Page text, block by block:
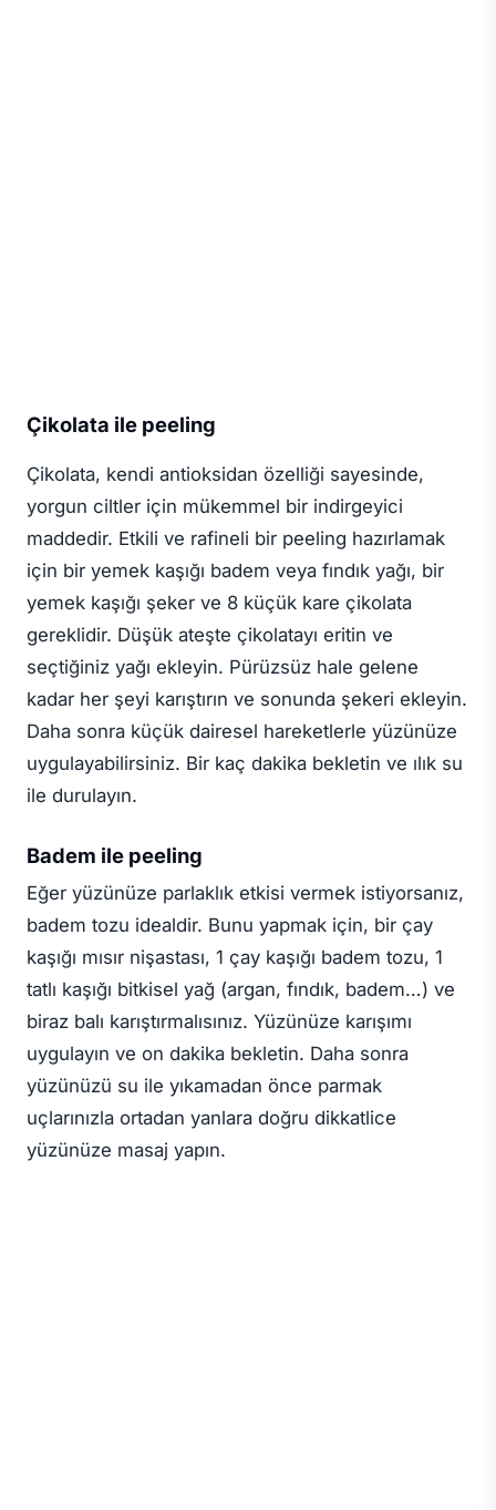
Çikolata ile peeling
Çikolata, kendi antioksidan özelliği sayesinde,
yorgun ciltler için mükemmel bir indirgeyici
maddedir. Etkili ve rafineli bir peeling hazırlamak
için bir yemek kaşığı badem veya fındık yağı, bir
yemek kaşığı şeker ve 8 küçük kare çikolata
gereklidir. Düşük ateşte çikolatayı eritin ve
seçtiğiniz yağı ekleyin. Pürüzsüz hale gelene
kadar her şeyi karıştırın ve sonunda şekeri ekleyin.
Daha sonra küçük dairesel hareketlerle yüzünüze
uygulayabilirsiniz. Bir kaç dakika bekletin ve ılık su
ile durulayın.
Badem ile peeling
Eğer yüzünüze parlaklık etkisi vermek istiyorsanız,
badem tozu idealdir. Bunu yapmak için, bir çay
kaşığı mısır nişastası, 1 çay kaşığı badem tozu, 1
tatlı kaşığı bitkisel yağ (argan, fındık, badem…) ve
biraz balı karıştırmalısınız. Yüzünüze karışımı
uygulayın ve on dakika bekletin. Daha sonra
yüzünüzü su ile yıkamadan önce parmak
uçlarınızla ortadan yanlara doğru dikkatlice
yüzünüze masaj yapın.